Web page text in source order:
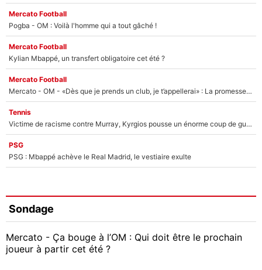
Mercato Football
Pogba - OM : Voilà l'homme qui a tout gâché !
Mercato Football
Kylian Mbappé, un transfert obligatoire cet été ?
Mercato Football
Mercato - OM - «Dès que je prends un club, je t’appellerai» : La promesse de Marcelino au moment de claquer la porte
Tennis
Victime de racisme contre Murray, Kyrgios pousse un énorme coup de gueule !
PSG
PSG : Mbappé achève le Real Madrid, le vestiaire exulte
Sondage
Mercato - Ça bouge à l’OM : Qui doit être le prochain
joueur à partir cet été ?